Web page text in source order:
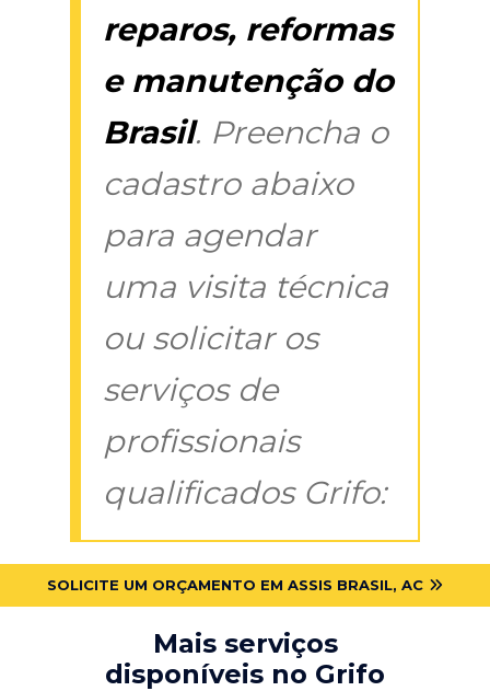
reparos, reformas
e manutenção do
Brasil. Preencha o
cadastro abaixo
para agendar
uma visita técnica
ou solicitar os
serviços de
profissionais
qualificados Grifo:
SOLICITE UM ORÇAMENTO EM ASSIS BRASIL, AC
Mais serviços
disponíveis no Grifo